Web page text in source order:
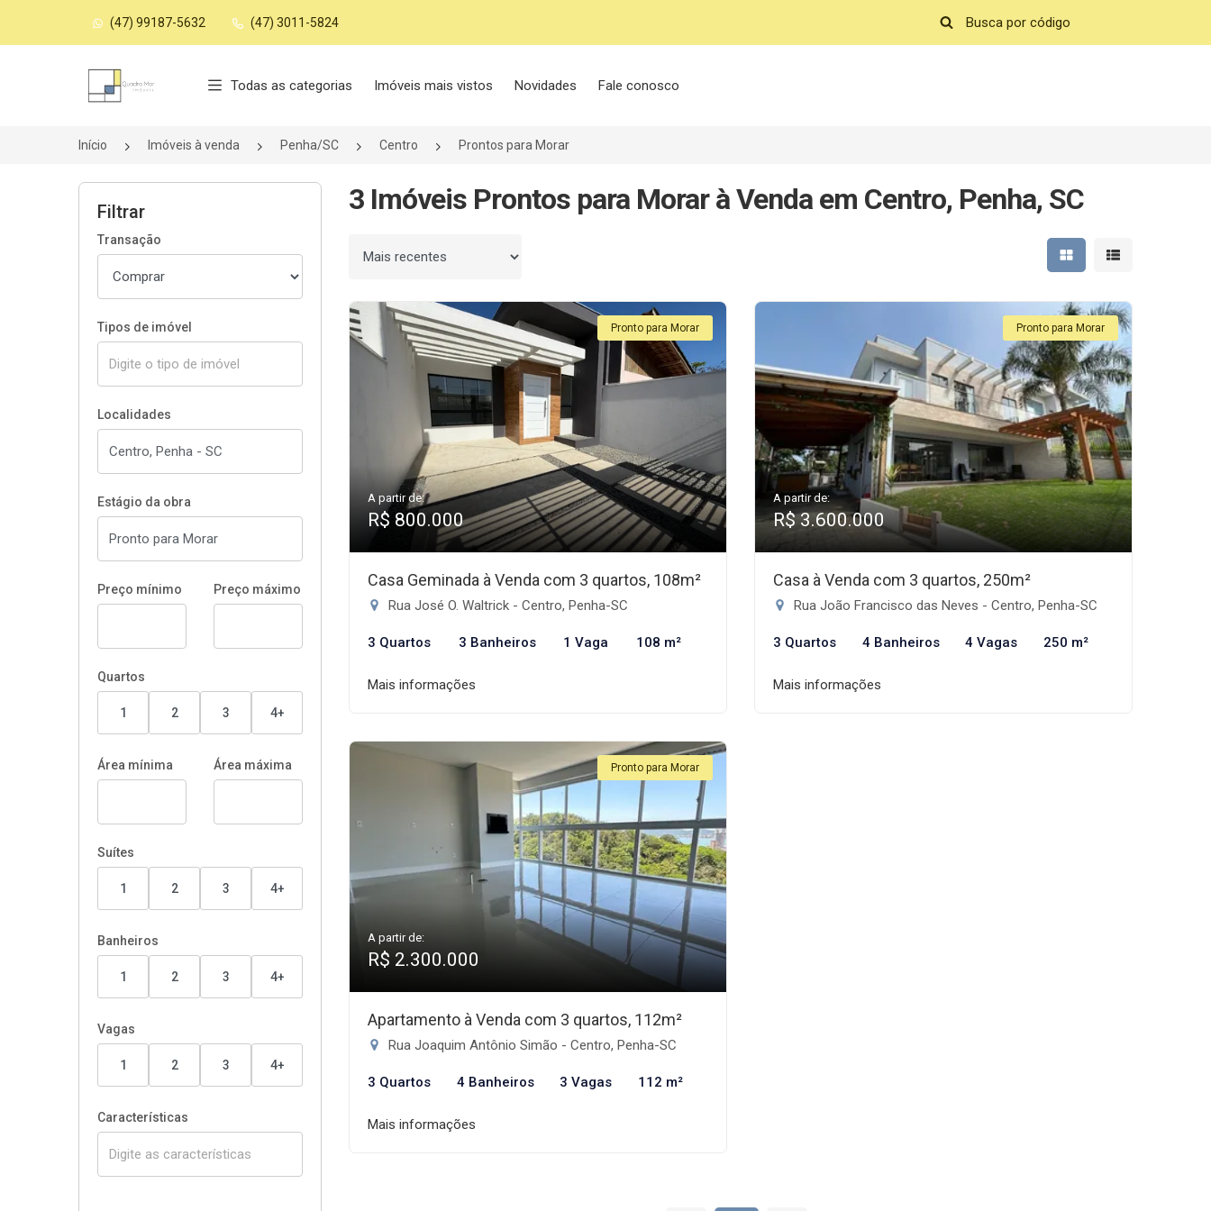
(47) 99187-5632 (47) 3011-5824
Página inicial
Todas as categorias Imóveis mais vistos Novidades Fale conosco
Início Imóveis à venda Penha/SC Centro Prontos para Morar
Filtrar
Transação
Tipos de imóvel
Localidades
Estágio da obra
Preço mínimo Preço máximo
Quartos
1 2 3 4+
Área mínima Área máxima
Suítes
1 2 3 4+
Banheiros
1 2 3 4+
Vagas
1 2 3 4+
Características
3 Imóveis Prontos para Morar à Venda em Centro, Penha, SC
Ordenar por Mostrar resultados em
Mostrar
Pronto para Morar
A partir de:
R$ 800.000
Casa Geminada à Venda com 3 quartos, 108m²
Rua José O. Waltrick - Centro, Penha-SC
3 Quartos 3 Banheiros 1 Vaga 108 m²
Mais informações
Pronto para Morar
A partir de:
R$ 3.600.000
Casa à Venda com 3 quartos, 250m²
Rua João Francisco das Neves - Centro, Penha-SC
3 Quartos 4 Banheiros 4 Vagas 250 m²
Mais informações
Pronto para Morar
A partir de:
R$ 2.300.000
Apartamento à Venda com 3 quartos, 112m²
Rua Joaquim Antônio Simão - Centro, Penha-SC
3 Quartos 4 Banheiros 3 Vagas 112 m²
Mais informações